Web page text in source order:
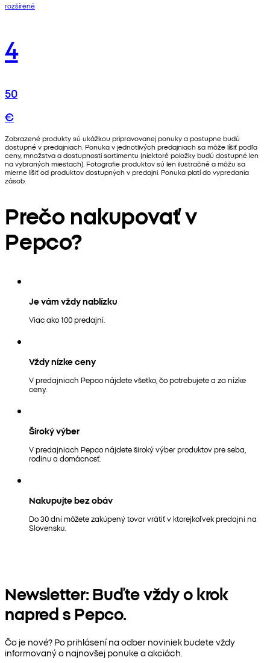
rozšírené
4
50
€
Zobrazené produkty sú ukážkou pripravovanej ponuky a postupne budú
dostupné v predajniach. Ponuka v jednotlivých predajniach sa môže líšiť podľa
ceny, množstva a dostupnosti sortimentu (niektoré položky budú dostupné len
na vybraných miestach). Fotografie produktov sú len ilustračné a môžu sa
mierne líšiť od produktov dostupných v predajni. Ponuka platí do vypredania
zásob.
Prečo nakupovať v
Pepco?
Je vám vždy nablízku
Viac ako 100 predajní.
Vždy nízke ceny
V predajniach Pepco nájdete všetko, čo potrebujete a za nízke
ceny.
Široký výber
V predajniach Pepco nájdete široký výber produktov pre seba,
rodinu a domácnosť.
Nakupujte bez obáv
Do 30 dní môžete zakúpený tovar vrátiť v ktorejkoľvek predajni na
Slovensku.
Newsletter: Buďte vždy o krok
napred s Pepco.
Čo je nové? Po prihlásení na odber noviniek budete vždy
informovaný o najnovšej ponuke a akciách.